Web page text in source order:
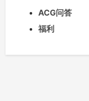
ACG问答
福利